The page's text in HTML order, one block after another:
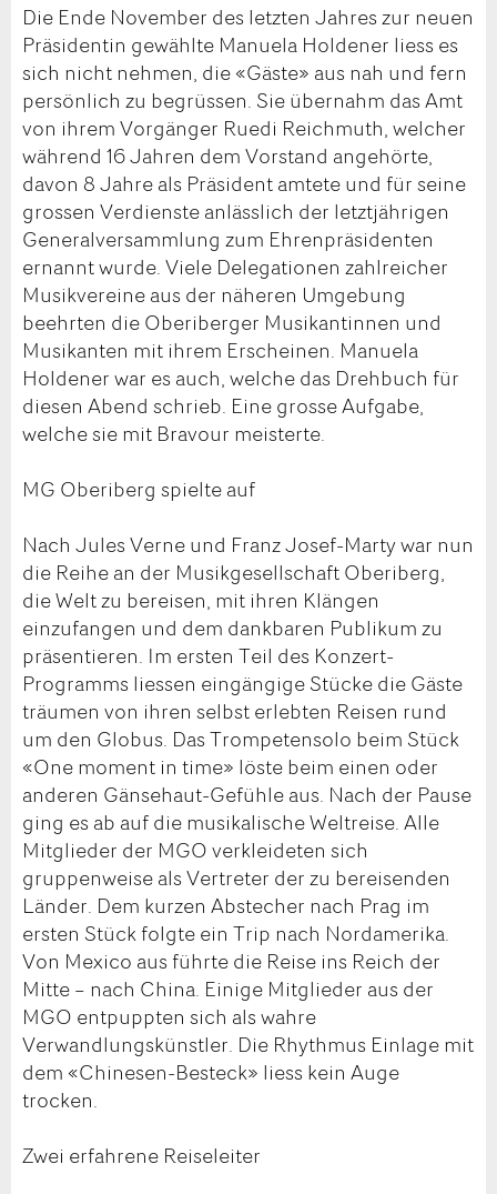
Die Ende November des letzten Jahres zur neuen
Präsidentin gewählte Manuela Holdener liess es
sich nicht nehmen, die «Gäste» aus nah und fern
persönlich zu begrüssen. Sie übernahm das Amt
von ihrem Vorgänger Ruedi Reichmuth, welcher
während 16 Jahren dem Vorstand angehörte,
davon 8 Jahre als Präsident amtete und für seine
grossen Verdienste anlässlich der letztjährigen
Generalversammlung zum Ehrenpräsidenten
ernannt wurde. Viele Delegationen zahlreicher
Musikvereine aus der näheren Umgebung
beehrten die Oberiberger Musikantinnen und
Musikanten mit ihrem Erscheinen. Manuela
Holdener war es auch, welche das Drehbuch für
diesen Abend schrieb. Eine grosse Aufgabe,
welche sie mit Bravour meisterte.
MG Oberiberg spielte auf
Nach Jules Verne und Franz Josef-Marty war nun
die Reihe an der Musikgesellschaft Oberiberg,
die Welt zu bereisen, mit ihren Klängen
einzufangen und dem dankbaren Publikum zu
präsentieren. Im ersten Teil des Konzert-
Programms liessen eingängige Stücke die Gäste
träumen von ihren selbst erlebten Reisen rund
um den Globus. Das Trompetensolo beim Stück
«One moment in time» löste beim einen oder
anderen Gänsehaut-Gefühle aus. Nach der Pause
ging es ab auf die musikalische Weltreise. Alle
Mitglieder der MGO verkleideten sich
gruppenweise als Vertreter der zu bereisenden
Länder. Dem kurzen Abstecher nach Prag im
ersten Stück folgte ein Trip nach Nordamerika.
Von Mexico aus führte die Reise ins Reich der
Mitte – nach China. Einige Mitglieder aus der
MGO entpuppten sich als wahre
Verwandlungskünstler. Die Rhythmus Einlage mit
dem «Chinesen-Besteck» liess kein Auge
trocken.
Zwei erfahrene Reiseleiter